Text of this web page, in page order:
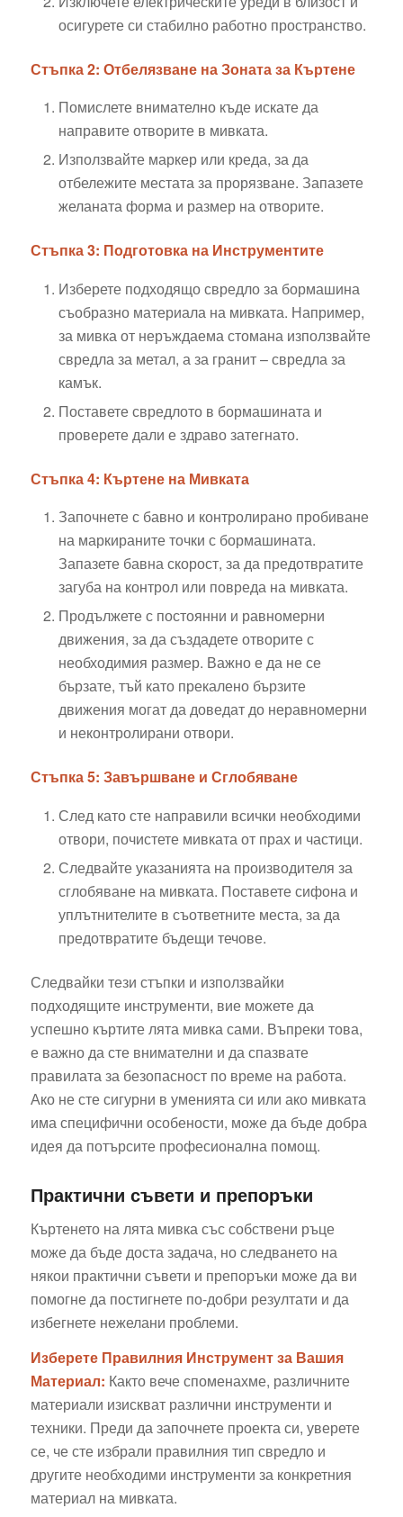
осигурете си стабилно работно пространство.
Стъпка 2: Отбелязване на Зоната за Къртене
Помислете внимателно къде искате да
направите отворите в мивката.
Използвайте маркер или креда, за да
отбележите местата за прорязване. Запазете
желаната форма и размер на отворите.
Стъпка 3: Подготовка на Инструментите
Изберете подходящо свредло за бормашина
съобразно материала на мивката. Например,
за мивка от неръждаема стомана използвайте
свредла за метал, а за гранит – свредла за
камък.
Поставете свредлото в бормашината и
проверете дали е здраво затегнато.
Стъпка 4: Къртене на Мивката
Започнете с бавно и контролирано пробиване
на маркираните точки с бормашината.
Запазете бавна скорост, за да предотвратите
загуба на контрол или повреда на мивката.
Продължете с постоянни и равномерни
движения, за да създадете отворите с
необходимия размер. Важно е да не се
бързате, тъй като прекалено бързите
движения могат да доведат до неравномерни
и неконтролирани отвори.
Стъпка 5: Завършване и Сглобяване
След като сте направили всички необходими
отвори, почистете мивката от прах и частици.
Следвайте указанията на производителя за
сглобяване на мивката. Поставете сифона и
уплътнителите в съответните места, за да
предотвратите бъдещи течове.
Следвайки тези стъпки и използвайки
подходящите инструменти, вие можете да
успешно къртите лята мивка сами. Въпреки това,
е важно да сте внимателни и да спазвате
правилата за безопасност по време на работа.
Ако не сте сигурни в уменията си или ако мивката
има специфични особености, може да бъде добра
идея да потърсите професионална помощ.
Практични съвети и препоръки
Къртенето на лята мивка със собствени ръце
може да бъде доста задача, но следването на
някои практични съвети и препоръки може да ви
помогне да постигнете по-добри резултати и да
избегнете нежелани проблеми.
Изберете Правилния Инструмент за Вашия
Материал: Както вече споменахме, различните
материали изискват различни инструменти и
техники. Преди да започнете проекта си, уверете
се, че сте избрали правилния тип свредло и
другите необходими инструменти за конкретния
материал на мивката.